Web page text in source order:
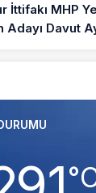
İttifakı MHP
Adayı Davut